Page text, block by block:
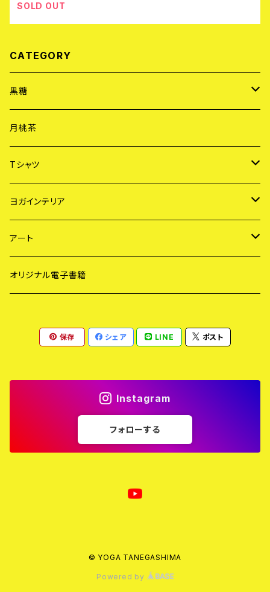
SOLD OUT
CATEGORY
黒糖
黒糖「雫」
黒糖「ゆめのたね」
月桃茶
Tシャツ
ヨガ Tシャツ
サーフ Tシャツ
ヨガインテリア
サンキャッチャー
ガラス工芸
アート
サーフ・アート
オリジナル電子書籍
保存 シェア LINE ポスト
Instagram
フォローする
© YOGA TANEGASHIMA
Powered by